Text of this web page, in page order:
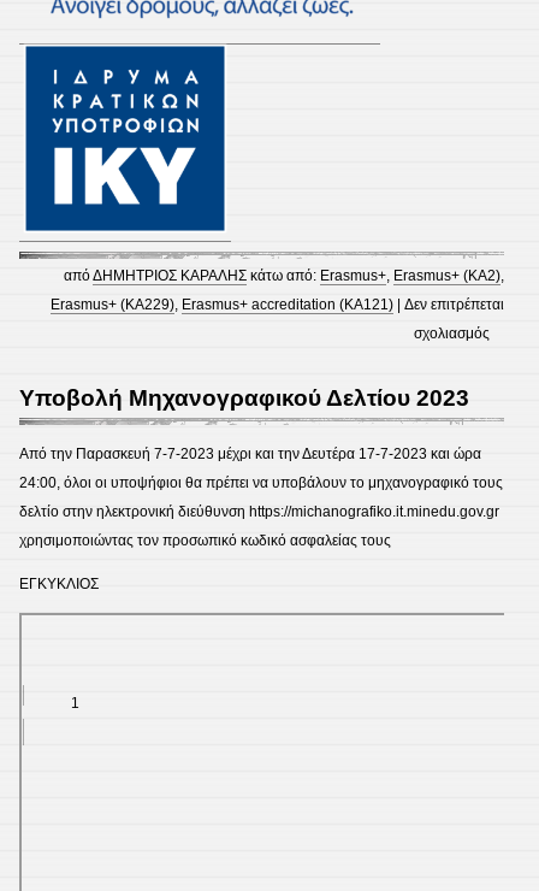
απόΔΗΜΗΤΡΙΟΣ ΚΑΡΑΛΗΣ κάτω από: Erasmus+, Erasmus+ (KA2),
Erasmus+ (KA229), Erasmus+ accreditation (KA121) |Δεν επιτρέπεται
σχολιασμός
Υποβολή Μηχανογραφικού Δελτίου 2023
Από την Παρασκευή 7-7-2023 μέχρι και την Δευτέρα 17-7-2023 και ώρα
24:00, όλοι οι υποψήφιοι θα πρέπει να υποβάλουν το μηχανογραφικό τους
δελτίο στην ηλεκτρονική διεύθυνση https://michanografiko.it.minedu.gov.gr
χρησιμοποιώντας τον προσωπικό κωδικό ασφαλείας τους
ΕΓΚΥΚΛΙΟΣ